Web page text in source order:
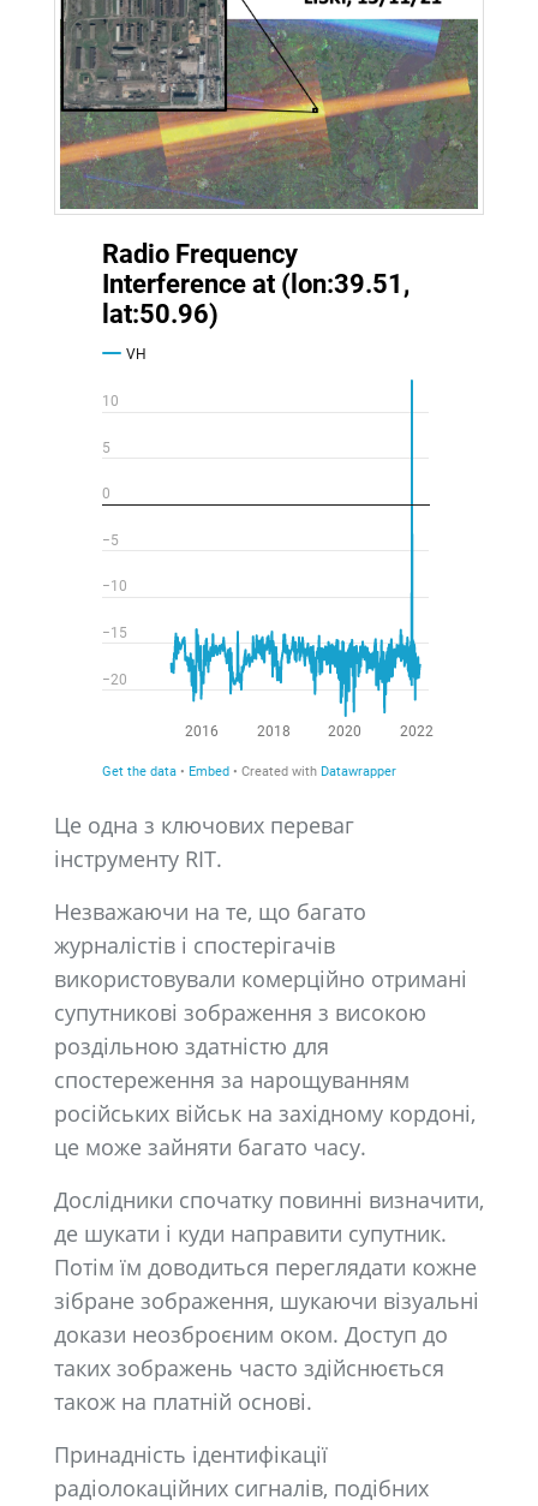
Це одна з ключових переваг
інструменту RIT.
Незважаючи на те, що багато
журналістів і спостерігачів
використовували комерційно отримані
супутникові зображення з високою
роздільною здатністю для
спостереження за нарощуванням
російських військ на західному кордоні,
це може зайняти багато часу.
Дослідники спочатку повинні визначити,
де шукати і куди направити супутник.
Потім їм доводиться переглядати кожне
зібране зображення, шукаючи візуальні
докази неозброєним оком. Доступ до
таких зображень часто здійснюється
також на платній основі.
Принадність ідентифікації
радіолокаційних сигналів, подібних